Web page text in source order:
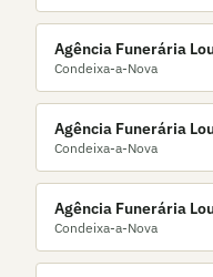
Agência Funerária
Condeixa-a-Nova
Agência Funerária
Condeixa-a-Nova
Agência Funerária
Condeixa-a-Nova